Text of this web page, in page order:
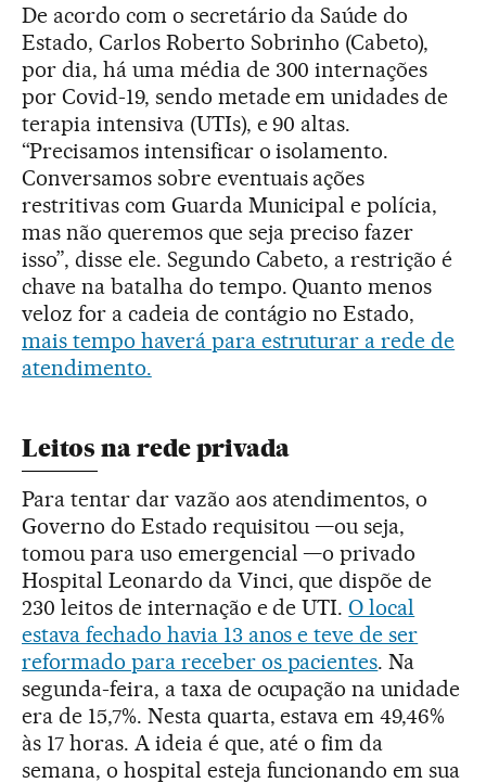
De acordo com o secretário da Saúde do
Estado, Carlos Roberto Sobrinho (Cabeto),
por dia, há uma média de 300 internações
por Covid-19, sendo metade em unidades de
terapia intensiva (UTIs), e 90 altas.
“Precisamos intensificar o isolamento.
Conversamos sobre eventuais ações
restritivas com Guarda Municipal e polícia,
mas não queremos que seja preciso fazer
isso”, disse ele. Segundo Cabeto, a restrição é
chave na batalha do tempo. Quanto menos
veloz for a cadeia de contágio no Estado,
mais tempo haverá para estruturar a rede de
atendimento.
Leitos na rede privada
Para tentar dar vazão aos atendimentos, o
Governo do Estado requisitou —ou seja,
tomou para uso emergencial —o privado
Hospital Leonardo da Vinci, que dispõe de
230 leitos de internação e de UTI. O local
estava fechado havia 13 anos e teve de ser
reformado para receber os pacientes. Na
segunda-feira, a taxa de ocupação na unidade
era de 15,7%. Nesta quarta, estava em 49,46%
às 17 horas. A ideia é que, até o fim da
semana, o hospital esteja funcionando em sua